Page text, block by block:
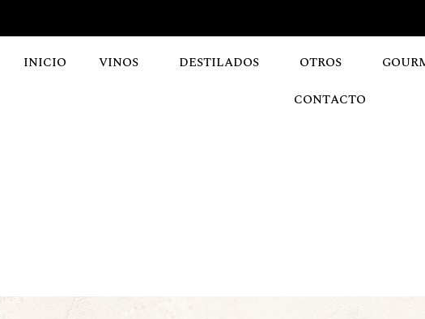
INICIO VINOS DESTILADOS OTROS
CONTACTO